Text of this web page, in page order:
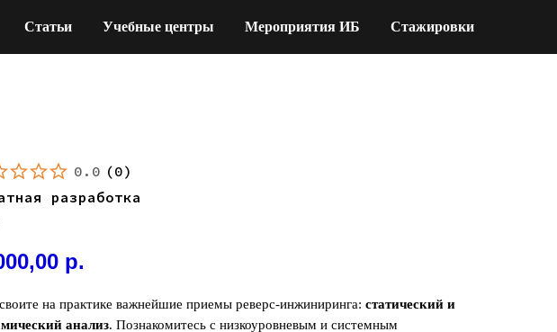
Статьи Учебные центры Мероприятия ИБ Стажировки
0.0 (0)
разработка
р.
на практике важнейшие приемы реверс-инжиниринга: статический и
анализ. Познакомитесь с низкоуровневым и системным